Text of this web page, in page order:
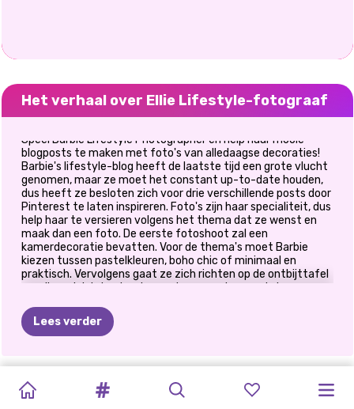
Het verhaal over Ellie Lifestyle-fotograaf
Speel Barbie Lifestyle Photographer en help haar mooie
blogposts te maken met foto's van alledaagse decoraties!
Barbie's lifestyle-blog heeft de laatste tijd een grote vlucht
genomen, maar ze moet het constant up-to-date houden,
dus heeft ze besloten zich voor drie verschillende posts door
Pinterest te laten inspireren. Foto's zijn haar specialiteit, dus
help haar te versieren volgens het thema dat ze wenst en
maak dan een foto. De eerste fotoshoot zal een
kamerdecoratie bevatten. Voor de thema's moet Barbie
kiezen tussen pastelkleuren, boho chic of minimaal en
praktisch. Vervolgens gaat ze zich richten op de ontbijttafel
en wil ze zich laten inspireren door zowel gezond als
outfit van de dag. Haar thema kan een cocktailparty zijn, een
casual look voor een zomerse dag of een romantische outfit
Lees verder
#STRANDLEVEN
ZOMERSE
ESTHETIEK
WINTERVAKANTIE:VIOLET
ZOMERSE
VIERING
EN
BLONDIE
BOHO
SUMMER
EN
HET